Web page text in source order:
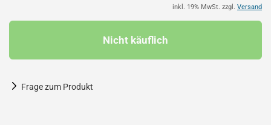
inkl. 19% MwSt. zzgl. Versand
Frage zum Produkt